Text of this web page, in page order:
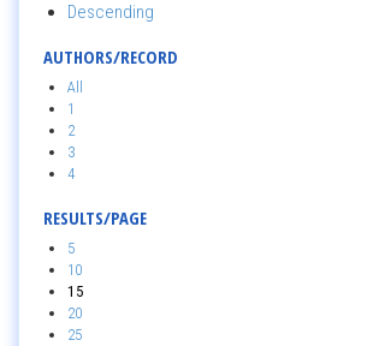
Descending
AUTHORS/RECORD
All
1
2
3
4
RESULTS/PAGE
5
10
15
20
25